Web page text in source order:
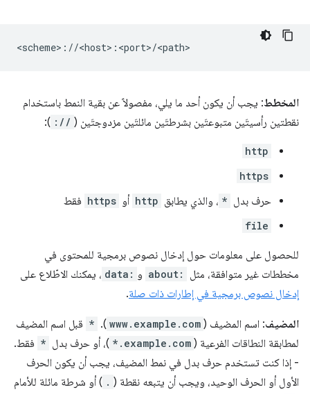
المخطط: يجب أن يكون أحد ما يلي، مفصولاً عن بقية النمط باستخدام
نقطتين رأسيتَين متبوعتَين بشرطتَين مائلتَين مزدوجتَين ( ://
):
http
https
حرف بدل * ، والذي يطابق http أو https فقط
file
للحصول على معلومات حول إدخال نصوص برمجية للمحتوى في
مخططات غير متوافقة، مثل
about: و data: ، يمكنك الاطّلاع على
إدخال نصوص برمجية في إطارات ذات صلة.
المضيف: اسم المضيف ( www.example.com
).
* قبل اسم المضيف
لمطابقة النطاقات الفرعية ( *.example.com )، أو حرف بدل * فقط.
- إذا كنت تستخدم حرف بدل في نمط المضيف، يجب أن يكون الحرف
الأول أو الحرف الوحيد، ويجب أن يتبعه نقطة ( . ) أو شرطة مائلة للأمام